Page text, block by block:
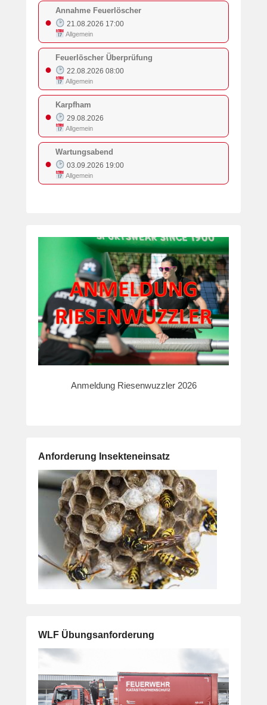
●
Annahme Feuerlöscher
21.08.2026 17:00
Allgemein
●
Feuerlöscher Überprüfung
22.08.2026 08:00
Allgemein
●
Karpfham
29.08.2026
Allgemein
●
Wartungsabend
03.09.2026 19:00
Allgemein
Anmeldung Riesenwuzzler 2026
Anforderung Insekteneinsatz
WLF Übungsanforderung